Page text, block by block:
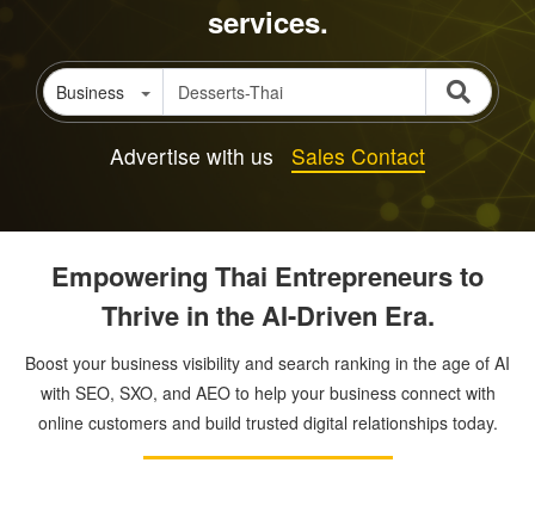
services.
Business
Advertise with us Sales Contact
Empowering Thai Entrepreneurs to
Thrive in the AI-Driven Era.
Boost your business visibility and search ranking in the age of AI
with SEO, SXO, and AEO to help your business connect with
online customers and build trusted digital relationships today.